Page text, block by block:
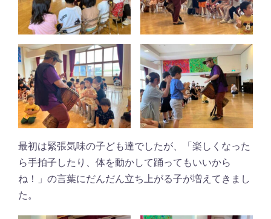
最初は緊張気味の子ども達でしたが、「楽しくなった
ら手拍子したり、体を動かして踊ってもいいから
ね！」の言葉にだんだん立ち上がる子が増えてきまし
た。